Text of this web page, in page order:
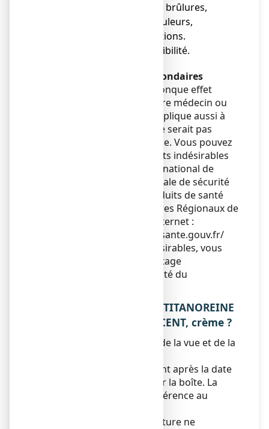
d’application, telles que : brûlures,
rougeurs, irritations, douleurs,
démangeaisons et éruptions.
● Réactions d’hypersensibilité.
Déclaration des effets secondaires
Si vous ressentez un quelconque effet
indésirable, parlez-en à votre médecin ou
votre pharmacien. Ceci s’applique aussi à
tout effet indésirable qui ne serait pas
mentionné dans cette notice. Vous pouvez
également déclarer les effets indésirables
directement via le système national de
déclaration : Agence nationale de sécurité
du médicament et des produits de santé
(ANSM) et réseau des Centres Régionaux de
Pharmacovigilance - Site internet :
https://signalement.social-sante.gouv.fr/
En signalant les effets indésirables, vous
contribuez à fournir davantage
d’informations sur la sécurité du
5. COMMENT CONSERVER TITANOREINE
A LA LIDOCAINE 2 POUR CENT, crème ?
Tenir ce médicament hors de la vue et de la
N’utilisez pas ce médicament après la date
de péremption indiquée sur la boîte. La
date de péremption fait référence au
A conserver à une température ne